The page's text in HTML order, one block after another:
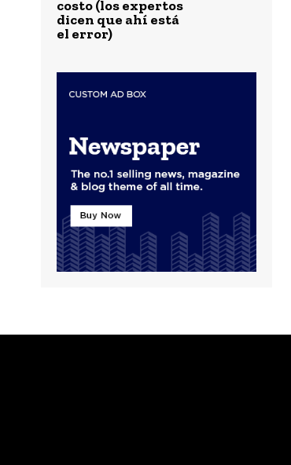
costo (los expertos
dicen que ahí está
el error)